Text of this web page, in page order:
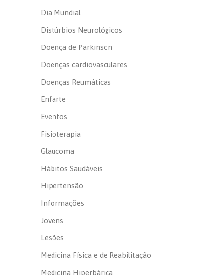
Dia Mundial
Distúrbios Neurológicos
Doença de Parkinson
Doenças cardiovasculares
Doenças Reumáticas
Enfarte
Eventos
Fisioterapia
Glaucoma
Hábitos Saudáveis
Hipertensão
Informações
Jovens
Lesões
Medicina Física e de Reabilitação
Medicina Hiperbárica